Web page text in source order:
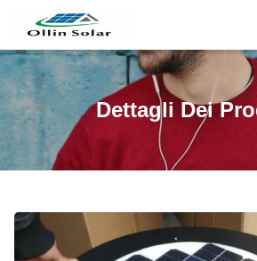
Dettagli Dei